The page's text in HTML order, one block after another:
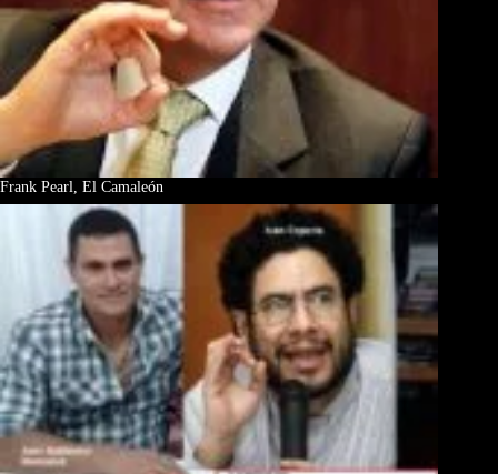
Frank Pearl, El Camaleón